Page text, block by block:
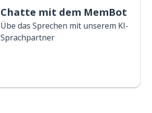
Chatte mit dem MemBot
Übe das Sprechen mit unserem KI-
Sprachpartner